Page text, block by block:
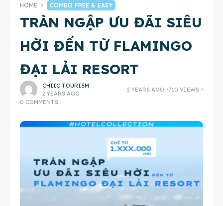
HOME COMBO FREE & EASY
TRÀN NGẬP ƯU ĐÃI SIÊU
HỜI ĐẾN TỪ FLAMINGO
ĐẠI LẢI RESORT
CHIIC TOURISM
2 YEARS AGO
2 YEARS AGO
710 VIEWS
0 COMMENTS